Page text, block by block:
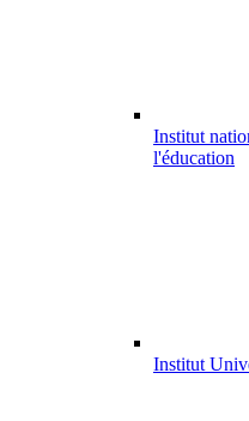
Institut
l'éducation
Institut